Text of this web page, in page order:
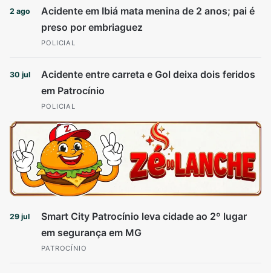
2 ago
Acidente em Ibiá mata menina de 2 anos; pai é
preso por embriaguez
POLICIAL
30 jul
Acidente entre carreta e Gol deixa dois feridos
em Patrocínio
POLICIAL
29 jul
Smart City Patrocínio leva cidade ao 2º lugar
em segurança em MG
PATROCÍNIO